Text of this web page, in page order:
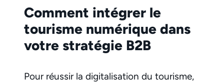
Comment intégrer le
tourisme numérique dans
votre stratégie B2B
Pour réussir la digitalisation du tourisme,